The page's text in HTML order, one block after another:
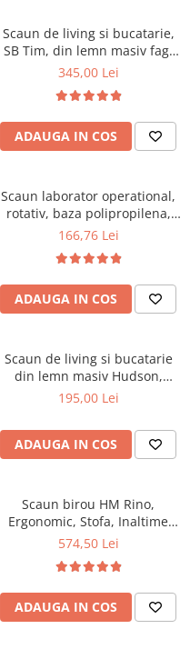
Scaun de living si bucatarie,
SB Tim, din lemn masiv fag,
tapiterie stofa, lacuit, 120 kg,
345,00 Lei
ADAUGA IN COS
Scaun laborator operational,
rotativ, baza polipropilena,
piele ecologica, inaltime
166,76 Lei
ADAUGA IN COS
Scaun de living si bucatarie
din lemn masiv Hudson,
tapiterie stofa,100 kg,
195,00 Lei
ADAUGA IN COS
Scaun birou HM Rino,
Ergonomic, Stofa, Inaltime
reglabila, Mecanism
cm, Gri
574,50 Lei
ADAUGA IN COS